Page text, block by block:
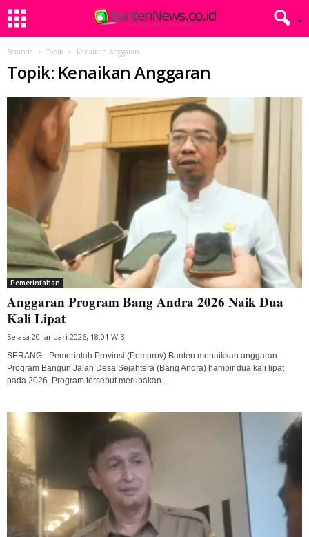
Beranda Topik Kenaikan Anggaran
Topik: Kenaikan Anggaran
Pemerintahan
Anggaran Program Bang Andra 2026 Naik Dua
Kali Lipat
Selasa 20 Januari 2026, 18:01 WIB
SERANG - Pemerintah Provinsi (Pemprov) Banten menaikkan anggaran
Program Bangun Jalan Desa Sejahtera (Bang Andra) hampir dua kali lipat
pada 2026. Program tersebut merupakan...